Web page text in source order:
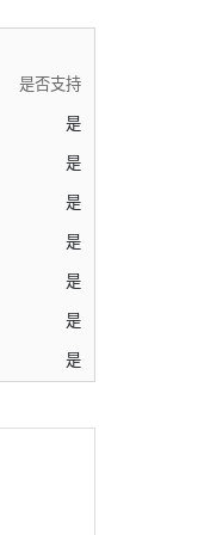
是否支持
是
是
是
是
是
是
是